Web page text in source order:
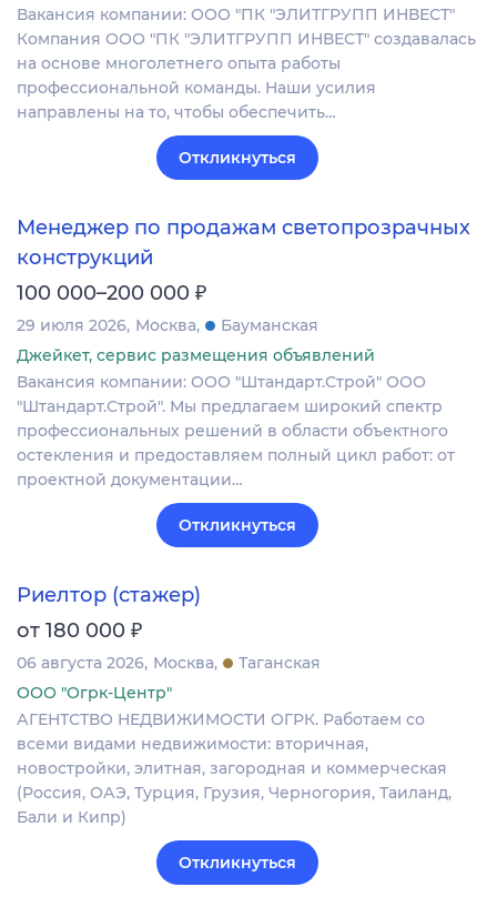
Вакансия компании: ООО "ПК "ЭЛИТГРУПП ИНВЕСТ"
Компания ООО "ПК "ЭЛИТГРУПП ИНВЕСТ" создавалась
на основе многолетнего опыта работы
профессиональной команды. Наши усилия
направлены на то, чтобы обеспечить…
Откликнуться
Менеджер по продажам светопрозрачных
конструкций
100 000–200 000 ₽
29 июля 2026 Москва
Бауманская
Джейкет, сервис размещения объявлений
Вакансия компании: ООО "Штандарт.Строй" ООО
"Штандарт.Строй". Мы предлагаем широкий спектр
профессиональных решений в области объектного
остекления и предоставляем полный цикл работ: от
проектной документации…
Откликнуться
Риелтор (стажер)
от 180 000 ₽
06 августа 2026 Москва
Таганская
ООО "Огрк-Центр"
АГЕНТСТВО НЕДВИЖИМОСТИ ОГРК. Работаем со
всеми видами недвижимости: вторичная,
новостройки, элитная, загородная и коммерческая
(Россия, ОАЭ, Турция, Грузия, Черногория, Таиланд,
Бали и Кипр)
Откликнуться